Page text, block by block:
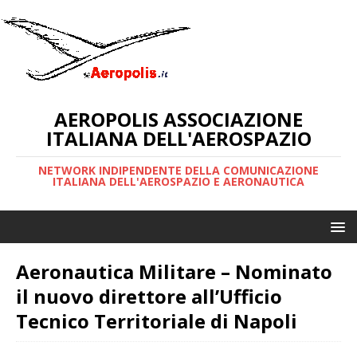
AEROPOLIS ASSOCIAZIONE
ITALIANA DELL'AEROSPAZIO
NETWORK INDIPENDENTE DELLA COMUNICAZIONE
ITALIANA DELL'AEROSPAZIO E AERONAUTICA
Aeronautica Militare – Nominato
il nuovo direttore all’Ufficio
Tecnico Territoriale di Napoli